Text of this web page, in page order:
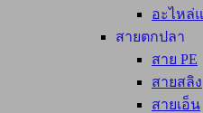
อะไหล่
สายตกปลา
สาย PE
สายสลิง
สายเอ็น